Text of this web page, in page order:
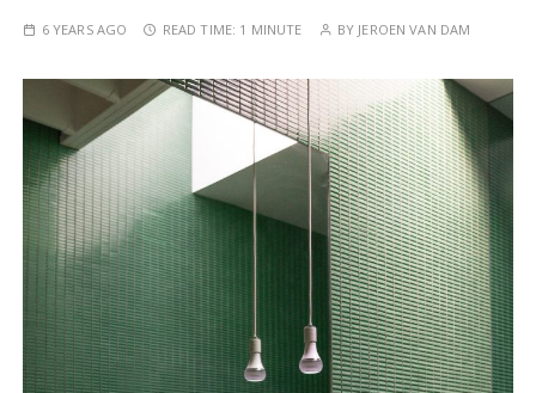
6 YEARS AGO READ TIME: 1 MINUTE BY JEROEN VAN DAM